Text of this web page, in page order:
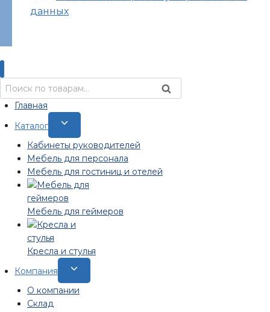
данных
Искать: Поиск
Главная
Каталог
Переключить
дочернее
меню
Кабинеты руководителей
Мебель для персонала
Мебель для гостиниц и отелей
Мебель для геймеров
Кресла и стулья
Компания
Переключить
дочернее
О компании
Склад